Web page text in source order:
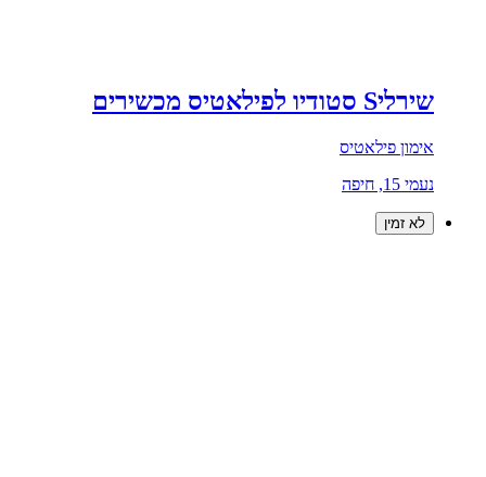
שירליS סטודיו לפילאטיס מכשירים
אימון פילאטיס
נעמי 15, חיפה
לא זמין